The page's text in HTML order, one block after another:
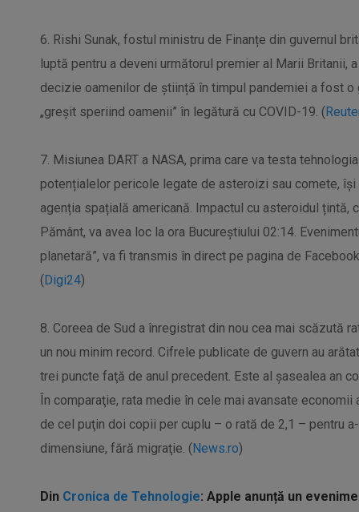
6. Rishi Sunak, fostul ministru de Finanțe din guvernul
luptă pentru a deveni următorul premier al Marii Britanii,
decizie oamenilor de știință în timpul pandemiei a fost o
„greșit speriind oamenii” în legătură cu COVID-19. (
7. Misiunea DART a NASA, prima care va testa
potențialelor pericole legate de asteroizi sau comete,
agenția spațială americană. Impactul cu asteroidul țintă,
Pământ, va avea loc la ora Bucureștiului 02:14.
planetară”, va fi transmis în direct pe pagina de
(Digi24)
8. Coreea de Sud a înregistrat din nou cea mai scăzută
un nou minim record. Cifrele publicate de guvern au
trei puncte faţă de anul precedent. Este al şasealea an
În comparaţie, rata medie în cele mai avansate
de cel puţin doi copii per cuplu – o rată de 2,1 – pentru
dimensiune, fără migraţie. (News.ro)
Din Cronica de Tehnologie: Apple anunță un